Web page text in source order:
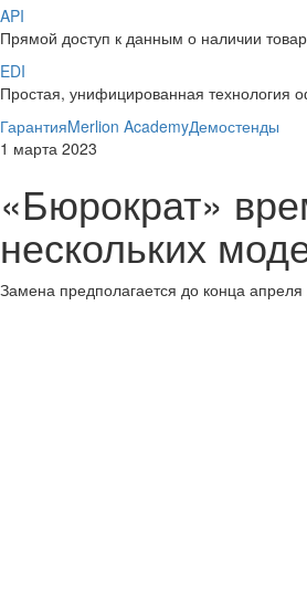
API
Прямой доступ к данным о наличии
EDI
Простая, унифицированная технология
ГарантияMerlion AcademyДемостенды
1 марта 2023
«Бюрократ»
нескольких
Замена предполагается до конца апреля